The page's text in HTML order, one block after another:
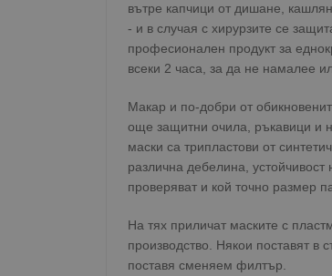
вътре капчици от дишане,
- и в случая с хирурзите се
професионален продукт за
всеки 2 часа, за да не намалее
Макар и по-добри от
още защитни очила, ръкавици и
маски са трипластови от
различна дебелина,
проверяват и кой точно размер
На тях приличат маските с
производство. Някои поставят в
поставя сменяем филтър.